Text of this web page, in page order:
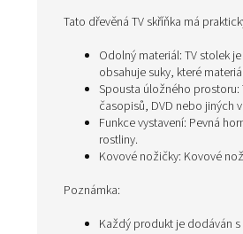
Tato dřevěná TV skříňka má
Odolný materiál: TV stolek
obsahuje suky, které
Spousta úložného prostoru:
časopisů, DVD nebo jiných
Funkce vystavení: Pevná
rostliny.
Kovové nožičky: Kovové
Poznámka:
Každý produkt je dodáván